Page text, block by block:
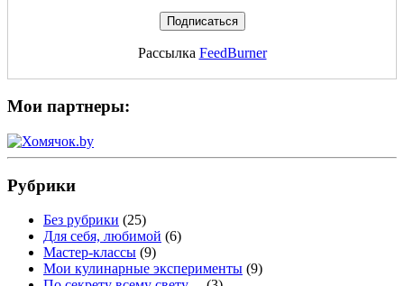
Рассылка FeedBurner
Мои партнеры:
Рубрики
Без рубрики (25)
Для себя, любимой (6)
Мастер-классы (9)
Мои кулинарные эксперименты (9)